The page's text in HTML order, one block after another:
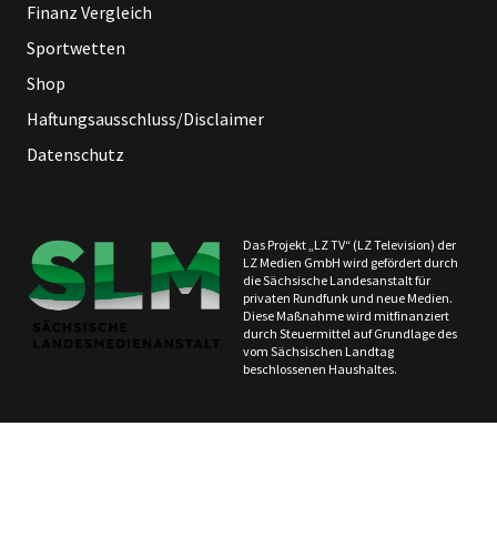
Finanz Vergleich
Sportwetten
Shop
Haftungsausschluss/Disclaimer
Datenschutz
Das Projekt „LZ TV“ (LZ Television) der
LZ Medien GmbH wird gefördert durch
die Sächsische Landesanstalt für
privaten Rundfunk und neue Medien.
Diese Maßnahme wird mitfinanziert
durch Steuermittel auf Grundlage des
vom Sächsischen Landtag
beschlossenen Haushaltes.